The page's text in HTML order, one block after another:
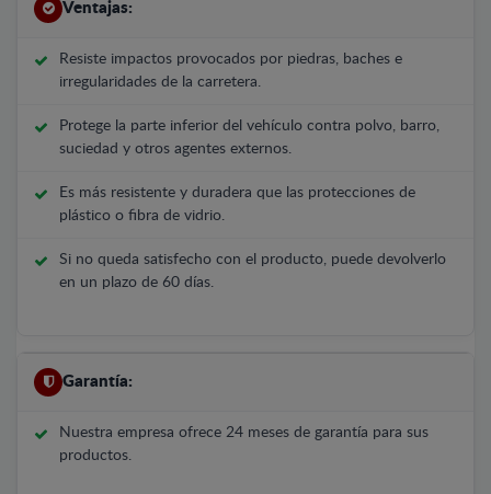
Ventajas:
Resiste impactos provocados por piedras, baches e
irregularidades de la carretera.
Protege la parte inferior del vehículo contra polvo, barro,
suciedad y otros agentes externos.
Es más resistente y duradera que las protecciones de
plástico o fibra de vidrio.
Si no queda satisfecho con el producto, puede devolverlo
en un plazo de 60 días.
Garantía:
Nuestra empresa ofrece 24 meses de garantía para sus
productos.